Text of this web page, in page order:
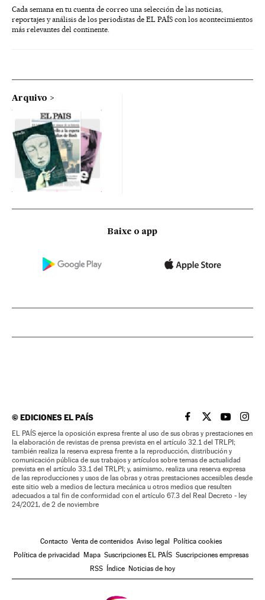
Cada semana en tu cuenta de correo una selección de las noticias,
reportajes y análisis de los periodistas de EL PAÍS con los acontecimientos
más relevantes del continente.
Arquivo
Baixe o app
©EDICIONES EL PAÍS EL PAÍS BRASIL EN
EL PAÍSEL PAÍS
EL
EL PAÍS ejerce la oposición expresa frente al uso de sus obras y prestaciones en
la elaboración de revistas de prensa prevista en el artículo 32.1 del TRLPI;
también realiza la reserva expresa frente a la reproducción, distribución y
comunicación pública de sus trabajos y artículos sobre temas de actualidad
prevista en el artículo 33.1 del TRLPI; y, asimismo, realiza una reserva expresa
de las reproducciones y usos de las obras y otras prestaciones accesibles desde
este sitio web a medios de lectura mecánica u otros medios que resulten
adecuados a tal fin de conformidad con el artículo 67.3 del Real Decreto - ley
24/2021, de 2 de noviembre
Contacto Venta de contenidos Aviso legal
Política cookies
Política de privacidad
Mapa Suscripciones EL PAÍS Suscripciones empresas
RSS
Índice Noticias de hoy